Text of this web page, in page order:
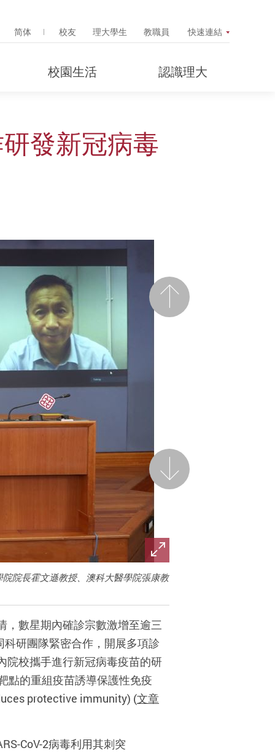
Popup
简体 校友 理大學生 教職員 快速連結
校園生活 認識理大
發新冠病毒
前一頁
院長霍文遜教授、澳科大醫學院張康教
後一頁
，數星期內確診宗數激增至逾三
研團隊緊密合作，開展多項診
院校攜手進行新冠病毒疫苗的研
點的重組疫苗誘導保護性免疫
protective immunity) (文章
CoV-2病毒利用其刺突